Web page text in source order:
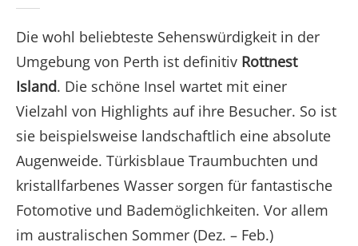
Die wohl beliebteste Sehenswürdigkeit in der
Umgebung von Perth ist definitiv Rottnest
Island. Die schöne Insel wartet mit einer
Vielzahl von Highlights auf ihre Besucher. So ist
sie beispielsweise landschaftlich eine absolute
Augenweide. Türkisblaue Traumbuchten und
kristallfarbenes Wasser sorgen für fantastische
Fotomotive und Bademöglichkeiten. Vor allem
im australischen Sommer (Dez. – Feb.)